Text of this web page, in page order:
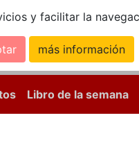
y facilitar la
más información
Libro de la semana